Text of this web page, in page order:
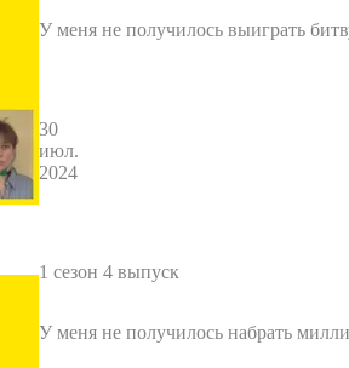
У меня не получилось выиграть
30
июл.
2024
1 сезон 4 выпуск
У меня не получилось набрать